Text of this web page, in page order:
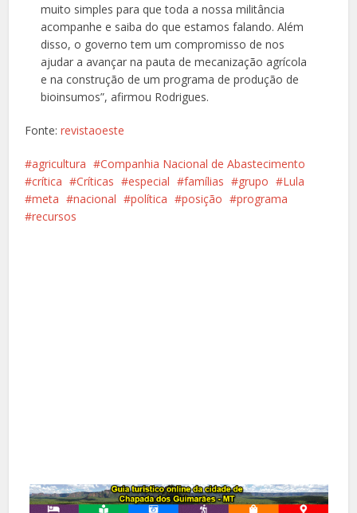
muito simples para que toda a nossa militância
acompanhe e saiba do que estamos falando. Além
disso, o governo tem um compromisso de nos
ajudar a avançar na pauta de mecanização agrícola
e na construção de um programa de produção de
bioinsumos”, afirmou Rodrigues.
Fonte:revistaoeste
agricultura
Companhia Nacional de Abastecimento
crítica
Críticas especial famílias grupo
Lula
meta
nacional política posição
programa
recursos